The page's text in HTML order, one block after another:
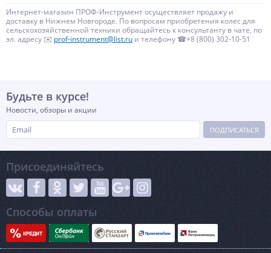
Интернет-магазин ПРОФ-Инструмент осуществляет продажу и
доставку в Нижнем Новгороде. По вопросам приобретения колес для
сельскохозяйственной техники обращайтесь к консультанту в чате, по
эл. адресу ✉️ prof-instrument@list.ru и телефону ☎+8 (800) 302-10-51
Будьте в курсе!
Новости, обзоры и акции
ПОДПИСАТЬСЯ
Присоединяйтесь
Способы оплаты